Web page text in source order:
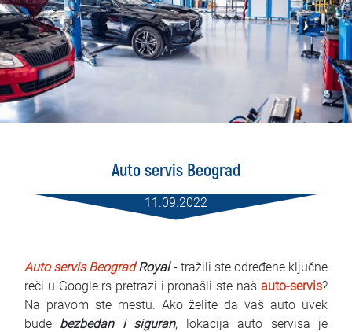
Истакнуваме
Локации
Изнајмување на автомобили
Услови за изнајмување
Блог
Контакт
Auto servis Beograd
11.09.2022
Auto servis BeogradRoyal- tražili ste određene ključne
reči u Google.rs pretrazi i pronašli ste naš auto-servis?
Na pravom ste mestu. Ako želite da vaš auto uvek
bude bezbedan i siguran, lokacija auto servisa je